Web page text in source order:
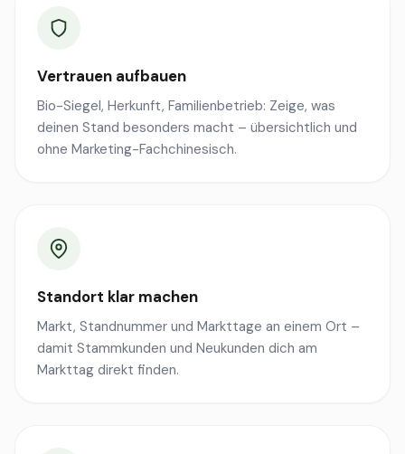
Vertrauen aufbauen
Bio-Siegel, Herkunft, Familienbetrieb: Zeige, was
deinen Stand besonders macht – übersichtlich und
ohne Marketing-Fachchinesisch.
Standort klar machen
Markt, Standnummer und Markttage an einem Ort –
damit Stammkunden und Neukunden dich am
Markttag direkt finden.